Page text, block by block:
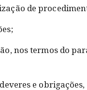
de
nos termos do
e